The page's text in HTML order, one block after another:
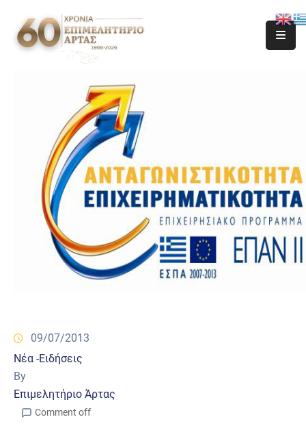
09/07/2013
Νέα -Ειδήσεις
By
Επιμελητήριο Άρτας
Comment off